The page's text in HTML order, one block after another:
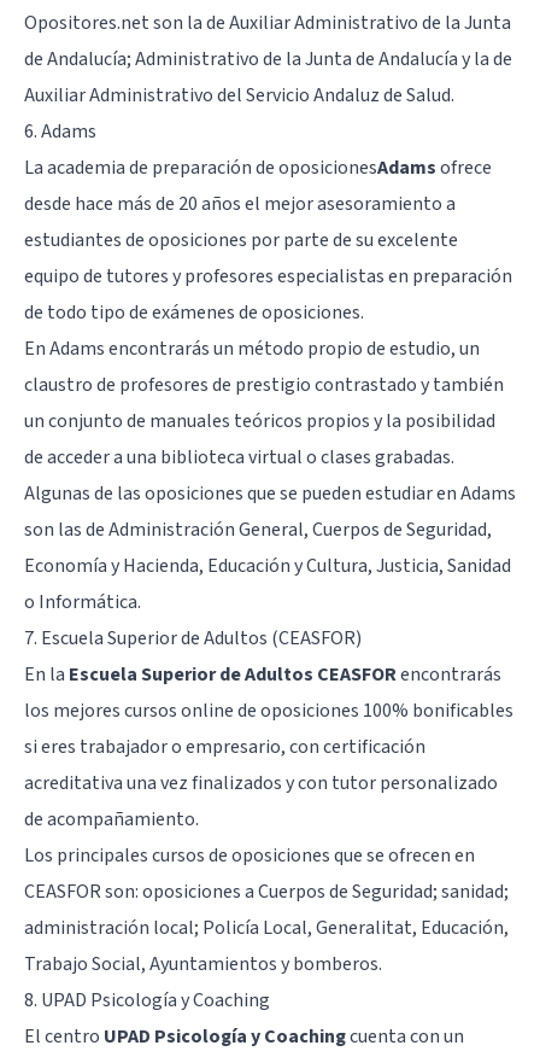
Opositores.net son la de Auxiliar Administrativo de la Junta
de Andalucía; Administrativo de la Junta de Andalucía y la de
Auxiliar Administrativo del Servicio Andaluz de Salud.
6. Adams
La academia de preparación de oposicionesAdamsofrece
desde hace más de 20 años el mejor asesoramiento a
estudiantes de oposiciones por parte de su excelente
equipo de tutores y profesores especialistas en preparación
de todo tipo de exámenes de oposiciones.
En Adams encontrarás un método propio de estudio, un
claustro de profesores de prestigio contrastado y también
un conjunto de manuales teóricos propios y la posibilidad
de acceder a una biblioteca virtual o clases grabadas.
Algunas de las oposiciones que se pueden estudiar en Adams
son las de Administración General, Cuerpos de Seguridad,
Economía y Hacienda, Educación y Cultura, Justicia, Sanidad
o Informática.
7. Escuela Superior de Adultos (CEASFOR)
En la Escuela Superior de Adultos CEASFORencontrarás
los mejores cursos online de oposiciones 100% bonificables
si eres trabajador o empresario, con certificación
acreditativa una vez finalizados y con tutor personalizado
de acompañamiento.
Los principales cursos de oposiciones que se ofrecen en
CEASFOR son: oposiciones a Cuerpos de Seguridad; sanidad;
administración local; Policía Local, Generalitat, Educación,
Trabajo Social, Ayuntamientos y bomberos.
8. UPAD Psicología y Coaching
El centro UPAD Psicología y Coachingcuenta con un